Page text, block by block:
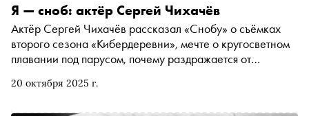
20 октября 2025 г.
Я — сноб: актёр Сергей Чихачёв
Актёр Сергей Чихачёв рассказал «Снобу» о съёмках
второго сезона «Кибердеревни», мечте о кругосветном
плавании под парусом, почему раздражается от
так, чтобы не испортить свой некролог